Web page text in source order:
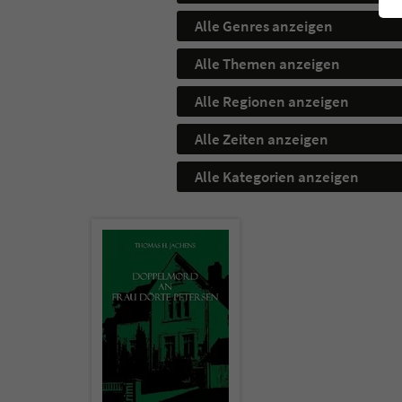
Alle Genres anzeigen
Alle Themen anzeigen
Alle Regionen anzeigen
Alle Zeiten anzeigen
Alle Kategorien anzeigen